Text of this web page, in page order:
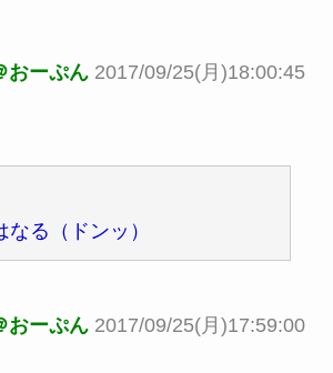
おーぷん 2017/09/25(月)18:00:45
る（ドンッ）
おーぷん 2017/09/25(月)17:59:00